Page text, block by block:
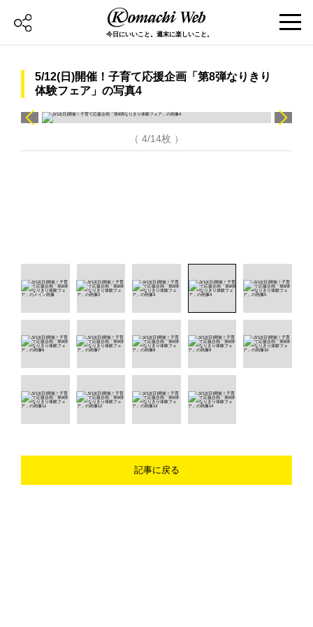
今日にいいこと。週末に楽しいこと。
5/12(日)開催！子育て応援企画「第8弾なりきり
体験フェア」の写真4
（ 4/14枚 ）
記事に戻る